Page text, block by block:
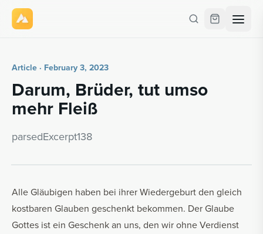
Article · February 3, 2023
Darum, Brüder, tut umso
mehr Fleiß
parsedEx­cerpt138
Alle Gläubigen haben bei ihrer Wiedergeburt den gleich
kostbaren Glauben geschenkt bekommen. Der Glaube
Gottes ist ein Geschenk an uns, den wir ohne Verdienst